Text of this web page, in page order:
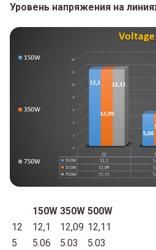
Уровень напряжения на
150W 350W 500W
12
12,1 12,09 12,11
5
5.06 5.03
5.03